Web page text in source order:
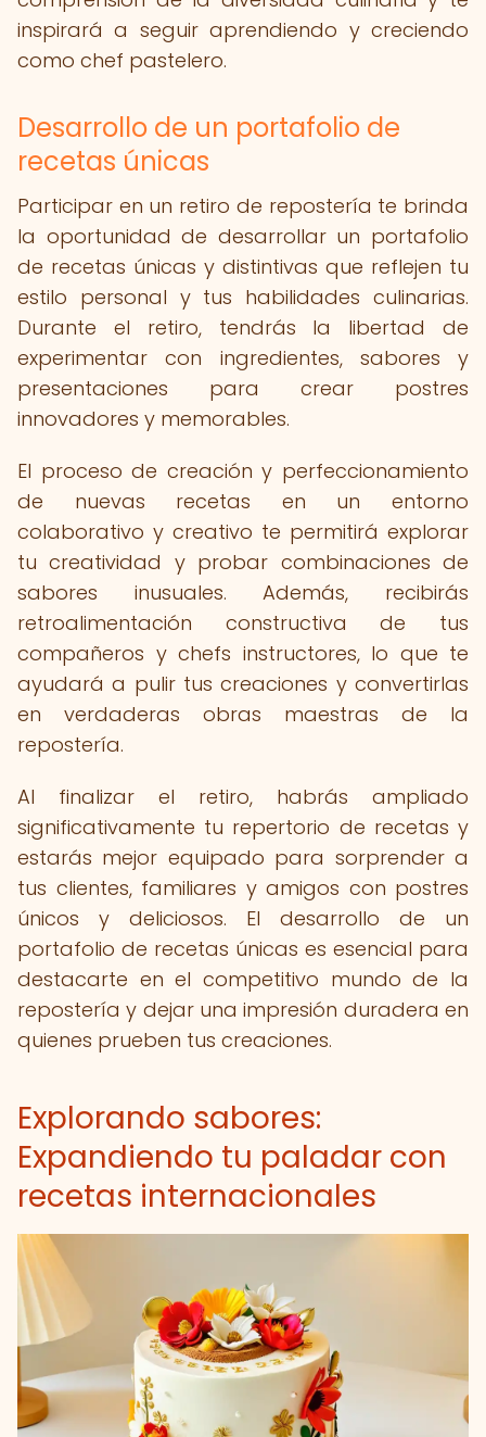
inspirará a seguir aprendiendo y creciendo
como chef pastelero.
Desarrollo de un portafolio de
recetas únicas
Participar en un retiro de repostería te brinda
la oportunidad de desarrollar un portafolio
de recetas únicas y distintivas que reflejen tu
estilo personal y tus habilidades culinarias.
Durante el retiro, tendrás la libertad de
experimentar con ingredientes, sabores y
presentaciones para crear postres
innovadores y memorables.
El proceso de creación y perfeccionamiento
de nuevas recetas en un entorno
colaborativo y creativo te permitirá explorar
tu creatividad y probar combinaciones de
sabores inusuales. Además, recibirás
retroalimentación constructiva de tus
compañeros y chefs instructores, lo que te
ayudará a pulir tus creaciones y convertirlas
en verdaderas obras maestras de la
repostería.
Al finalizar el retiro, habrás ampliado
significativamente tu repertorio de recetas y
estarás mejor equipado para sorprender a
tus clientes, familiares y amigos con postres
únicos y deliciosos. El desarrollo de un
portafolio de recetas únicas es esencial para
destacarte en el competitivo mundo de la
repostería y dejar una impresión duradera en
quienes prueben tus creaciones.
Explorando sabores:
Expandiendo tu paladar con
recetas internacionales